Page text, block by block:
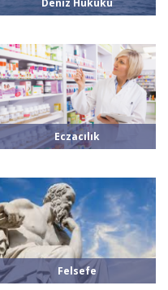
Eczacılık
Felsefe